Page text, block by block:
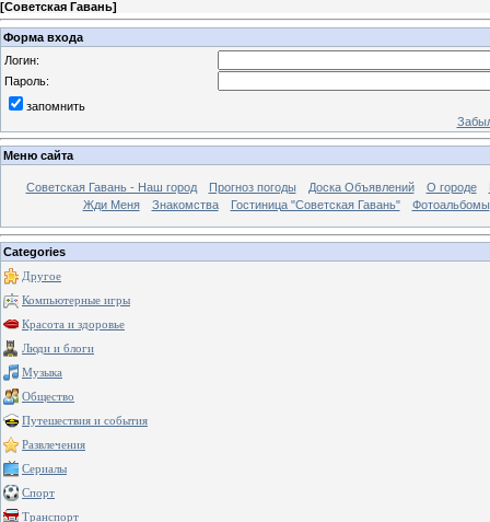
[Советская Гавань]
Форма входа
Логин:
Пароль:
запомнить
Меню сайта
Советская Гавань - Наш город Прогноз погоды Доска Объявлений О городе
Жди Меня
Знакомства Гостиница "Советская Гавань" Фотоальбомы
Categories
Другое
Компьютерные игры
Красота и здоровье
Люди и блоги
Музыка
Общество
Путешествия и события
Развлечения
Сериалы
Спорт
Транспорт